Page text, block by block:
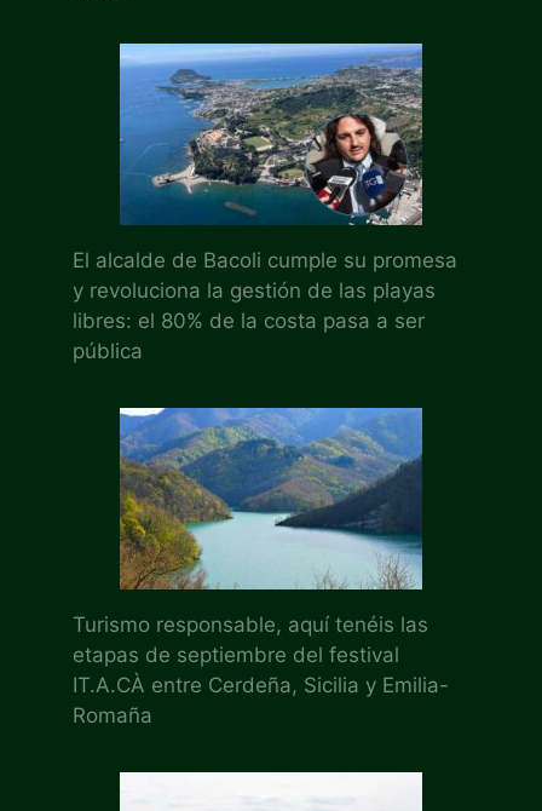
El alcalde de Bacoli cumple su promesa
y revoluciona la gestión de las playas
libres: el 80% de la costa pasa a ser
pública
Turismo responsable, aquí tenéis las
etapas de septiembre del festival
IT.A.CÀ entre Cerdeña, Sicilia y Emilia-
Romaña